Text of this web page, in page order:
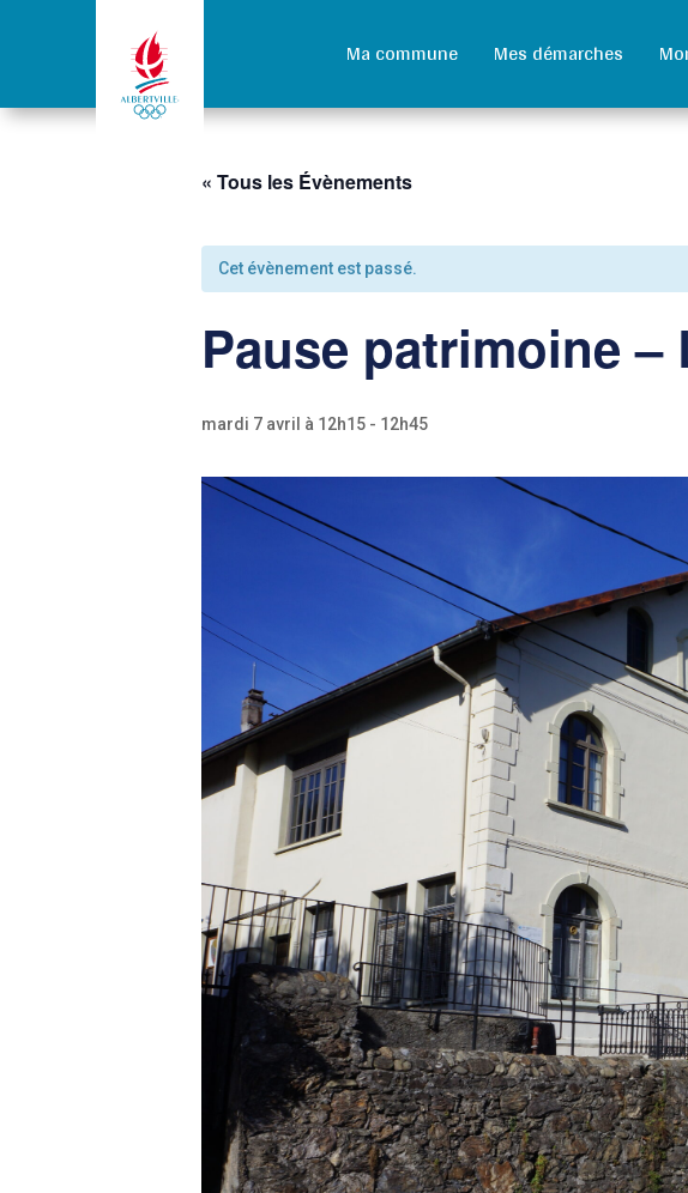
Ma commune Mes démarches
« Tous les Évènements
Cet évènement est passé.
Pause patrimoine –
mardi 7 avril à 12h15 - 12h45